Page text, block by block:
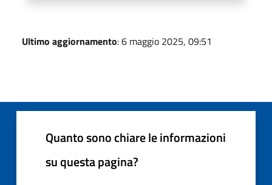
Ultimo aggiornamento: 6 maggio 2025, 09:51
Quanto sono chiare le informazioni
su questa pagina?